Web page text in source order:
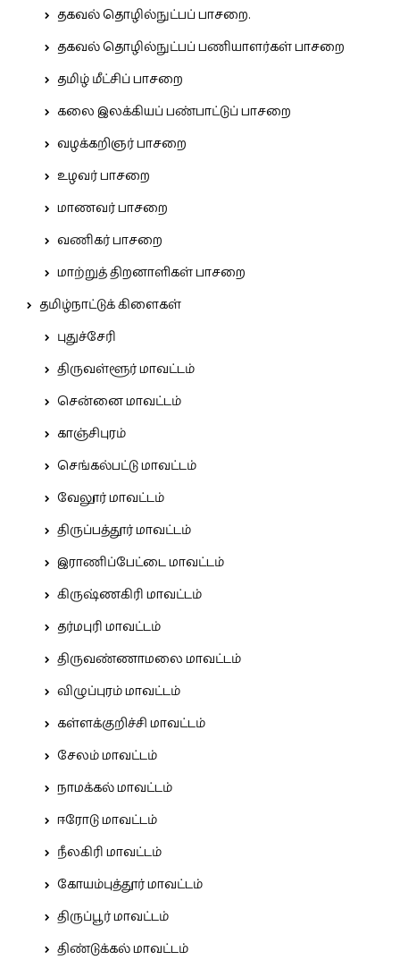
தகவல் தொழில்நுட்பப் பாசறை.
தகவல் தொழில்நுட்பப் பணியாளர்கள் பாசறை
தமிழ் மீட்சிப் பாசறை
கலை இலக்கியப் பண்பாட்டுப் பாசறை
வழக்கறிஞர் பாசறை
உழவர் பாசறை
மாணவர் பாசறை
வணிகர் பாசறை
மாற்றுத் திறனாளிகள் பாசறை
தமிழ்நாட்டுக் கிளைகள்
புதுச்சேரி
திருவள்ளூர் மாவட்டம்
சென்னை மாவட்டம்
காஞ்சிபுரம்
செங்கல்பட்டு மாவட்டம்
வேலூர் மாவட்டம்
திருப்பத்தூர் மாவட்டம்
இராணிப்பேட்டை மாவட்டம்
கிருஷ்ணகிரி மாவட்டம்
தர்மபுரி மாவட்டம்
திருவண்ணாமலை மாவட்டம்
விழுப்புரம் மாவட்டம்
கள்ளக்குறிச்சி மாவட்டம்
சேலம் மாவட்டம்
நாமக்கல் மாவட்டம்
ஈரோடு மாவட்டம்
நீலகிரி மாவட்டம்
கோயம்புத்தூர் மாவட்டம்
திருப்பூர் மாவட்டம்
திண்டுக்கல் மாவட்டம்